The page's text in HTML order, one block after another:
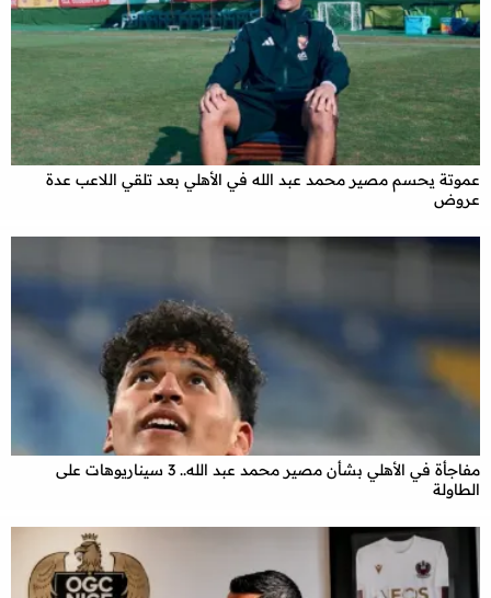
عموتة يحسم مصير محمد عبد الله في الأهلي بعد تلقي اللاعب عدة
عروض
مفاجأة في الأهلي بشأن مصير محمد عبد الله.. 3 سيناريوهات على
الطاولة